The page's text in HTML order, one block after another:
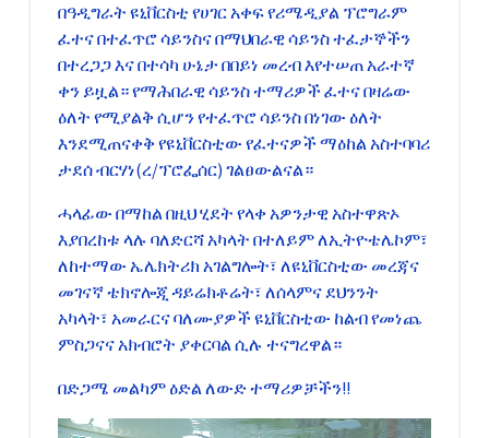
በዓዲግራት ዩኒቨርስቲ የሀገር አቀፍ የሪሜዲያል ፕሮግራም
ፈተና በተፈጥሮ ሳይንስና በማህበራዊ ሳይንስ ተፈታኞችን
በተረጋጋ እና በተሳካ ሁኔታ በበይነ መረብ እየተሠጠ አራተኛ
ቀን ይዟል። የማሕበራዊ ሳይንስ ተማሪዎች ፈተና በዛሬው
ዕለት የሚያልቅ ሲሆን የተፈጥሮ ሳይንስ በነገው ዕለት
እንደሚጠናቀቅ የዩኒቨርስቲው የፈተናዎች ማዕከል አስተባባሪ
ታደሰ ብርሃነ(ረ/ፕሮፌሰር) ገልፀውልናል።
ሓላፊው በማከል በዚህ ሂደት የላቀ አዎንታዊ አስተዋጽኦ
እያበረከቱ ላሉ ባለድርሻ አካላት በተለይም ለኢትዮቴሌኮም፣
ለከተማው ኤሌክትሪክ አገልግሎት፣ ለዩኒቨርስቲው መረጃና
መገናኛ ቴክኖሎጂ ዳይሬክቶሬት፣ ለሰላምና ደህንንት
አካላት፣ አመራርና ባለሙያዎች ዩኒቨርስቲው ከልብ የመነጨ
ምስጋናና አክብሮት ያቀርባል ሲሉ ተናግረዋል።
በድጋሜ መልካም ዕድል ለውድ ተማሪዎቻችን!!